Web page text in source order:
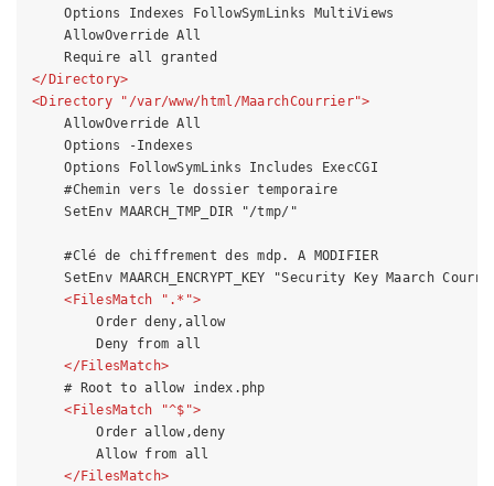
    Options Indexes FollowSymLinks MultiViews
    AllowOverride All
</ Directory>
<Directory "/var/www/html /MaarchCourrier">
    AllowOverride All
    Options -Indexes
    Options FollowSymLinks Includes ExecCGI
    #Chemin vers le dossier temporaire
    SetEnv MAARCH_TMP_DIR "/tmp/"
    #Clé de chiffrement des mdp. A MODIFIER
SetEnv MAARCH_ENCRYPT_KEY "Security Key Maarch
< FilesMatch " . *">
        Order deny,allow
        Deny from all
</FilesMatch>
    # Root to allow index.php
< FilesMatch "^$">
        Order allow,deny
        Allow from all
</FilesMatch>